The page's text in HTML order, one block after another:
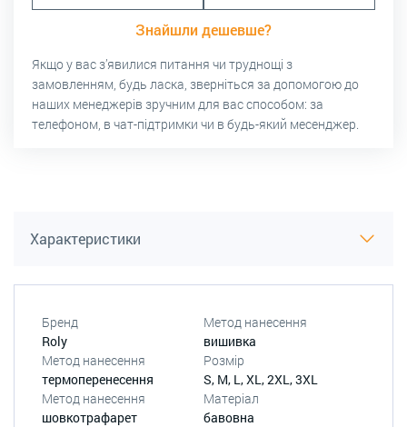
Знайшли дешевше?
Якщо у вас з’явилися питання чи труднощі з
замовленням, будь ласка, зверніться за допомогою до
наших менеджерів зручним для вас способом: за
телефоном, в чат-підтримки чи в будь-який месенджер.
Характеристики
Бренд
Roly
Метод нанесення
вишивка
Метод нанесення
термоперенесення
Розмір
S, M, L, XL, 2XL, 3XL
Метод нанесення
шовкотрафарет
Матеріал
бавовна